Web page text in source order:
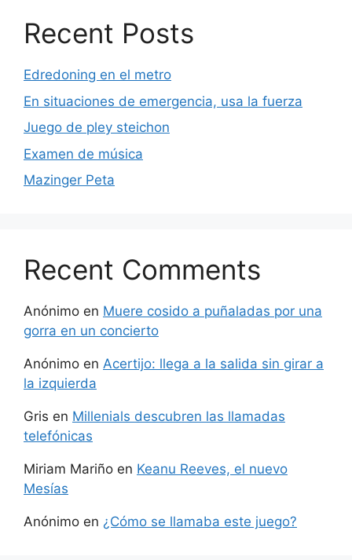
Recent Posts
Edredoning en el metro
En situaciones de emergencia, usa la fuerza
Juego de pley steichon
Examen de música
Mazinger Peta
Recent Comments
Anónimo en Muere cosido a puñaladas por una
gorra en un concierto
Anónimo en Acertijo: llega a la salida sin girar a
la izquierda
Gris en Millenials descubren las llamadas
telefónicas
Miriam Mariño en Keanu Reeves, el nuevo
Mesías
Anónimo en ¿Cómo se llamaba este juego?